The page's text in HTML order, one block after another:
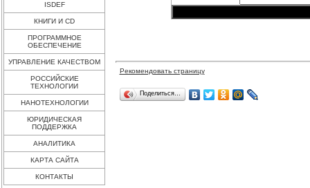
ISDEF
КНИГИ И CD
ПРОГРАММНОЕ
ОБЕСПЕЧЕНИЕ
УПРАВЛЕНИЕ КАЧЕСТВОМ
РОССИЙСКИЕ
ТЕХНОЛОГИИ
НАНОТЕХНОЛОГИИ
ЮРИДИЧЕСКАЯ
ПОДДЕРЖКА
АНАЛИТИКА
КАРТА САЙТА
КОНТАКТЫ
Рекомендовать страницу
Поделиться…